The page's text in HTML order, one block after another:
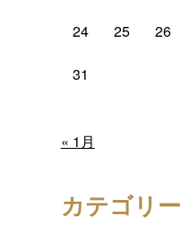
24 25 26
31
« 1月
カテゴリー